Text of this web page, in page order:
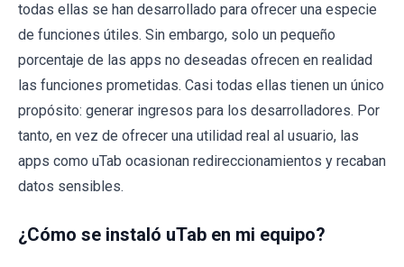
todas ellas se han desarrollado para ofrecer una especie
de funciones útiles. Sin embargo, solo un pequeño
porcentaje de las apps no deseadas ofrecen en realidad
las funciones prometidas. Casi todas ellas tienen un único
propósito: generar ingresos para los desarrolladores. Por
tanto, en vez de ofrecer una utilidad real al usuario, las
apps como uTab ocasionan redireccionamientos y recaban
datos sensibles.
¿Cómo se instaló uTab en mi equipo?